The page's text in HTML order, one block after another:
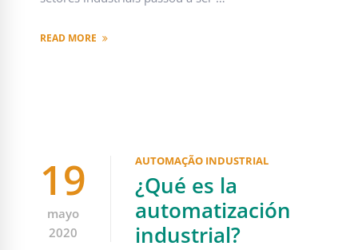
READ MORE
19
mayo
2020
AUTOMAÇÃO INDUSTRIAL
¿Qué es la
automatización
industrial?